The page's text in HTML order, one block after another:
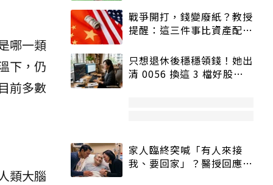
哪一類
下，仍
前多數
類大腦
戰爭開打，錢變廢紙？教授
提醒：這三件事比資產配置
只想退休後穩穩領錢！她出
清 0056 換這 3 檔好股：
家人臨終突喊「有人來接
我、要回家」？醫授回應方